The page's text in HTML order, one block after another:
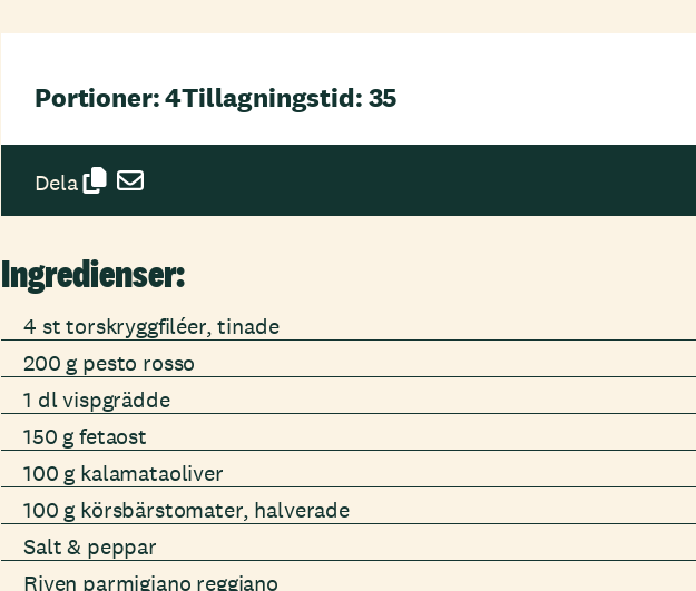
Portioner: 4Tillagningstid: 35
Dela
Ingredienser:
4 st torskryggfiléer, tinade
200 g pesto rosso
1 dl vispgrädde
150 g fetaost
100 g kalamataoliver
100 g körsbärstomater, halverade
Salt & peppar
Riven parmigiano reggiano